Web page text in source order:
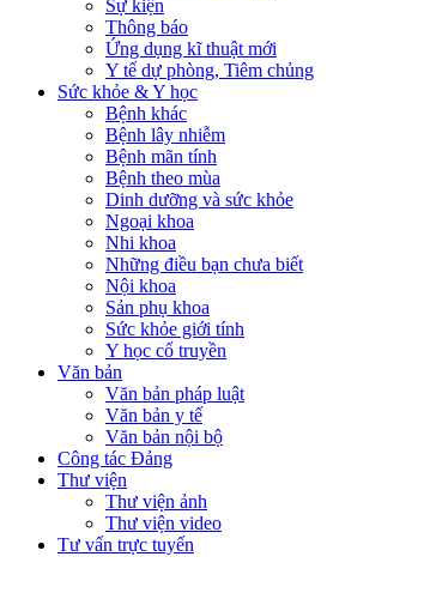
Sự kiện
Thông báo
Ứng dụng kĩ thuật mới
Y tế dự phòng, Tiêm chủng
Sức khỏe & Y học
Bệnh khác
Bệnh lây nhiễm
Bệnh mãn tính
Bệnh theo mùa
Dinh dưỡng và sức khỏe
Ngoại khoa
Nhi khoa
Những điều bạn chưa biết
Nội khoa
Sản phụ khoa
Sức khỏe giới tính
Y học cổ truyền
Văn bản
Văn bản pháp luật
Văn bản y tế
Văn bản nội bộ
Công tác Đảng
Thư viện
Thư viện ảnh
Thư viện video
Tư vấn trực tuyến